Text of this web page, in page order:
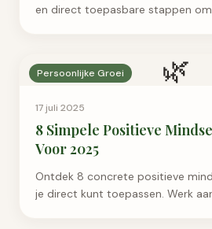
en direct toepasbare stappen
🌿
Persoonlijke Groei
17 juli 2025
8 Simpele Positieve
Voor 2025
Ontdek 8 concrete positieve
je direct kunt toepassen. Werk